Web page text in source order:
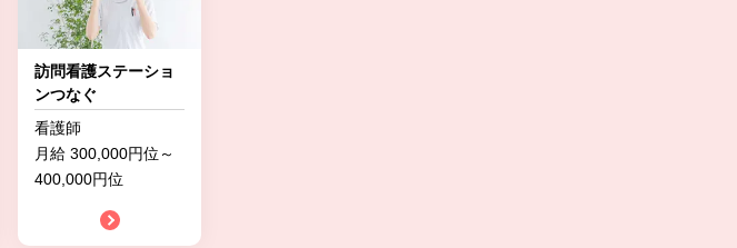
訪問看護ステーショ
ンつなぐ
看護師
月給 300,000円位～
400,000円位